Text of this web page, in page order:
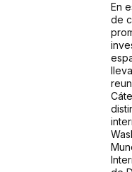
En
de